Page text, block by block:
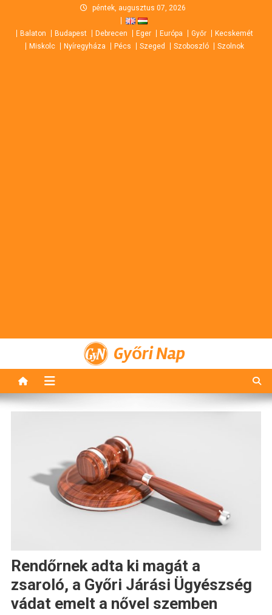
content
péntek, augusztus 07, 2026
Balaton Budapest Debrecen Eger Európa Győr
Kecskemét
Miskolc
Nyíregyháza Pécs Szeged Szoboszló Szolnok
Győri Nap
Rendőrnek adta ki magát a
zsaroló, a Győri Járási Ügyészség
vádat emelt a nővel szemben